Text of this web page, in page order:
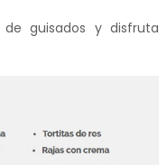
guisados y disfruta